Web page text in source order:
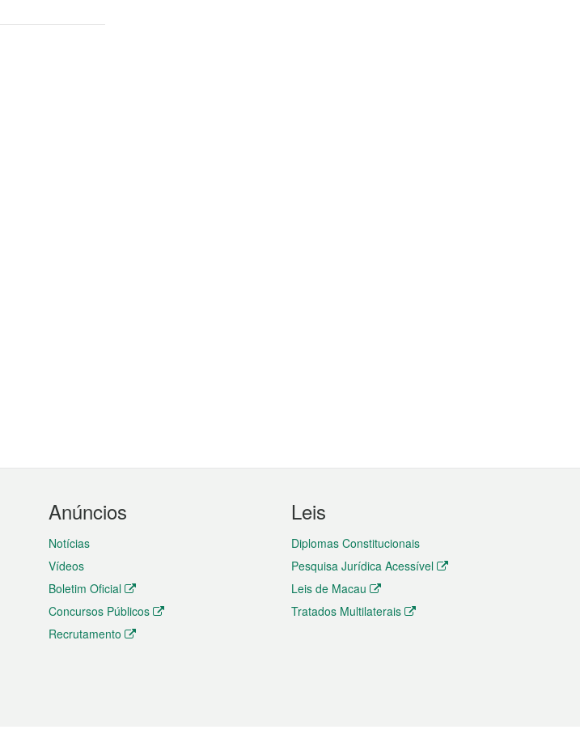
Anúncios
Notícias
Vídeos
Boletim Oficial
Concursos Públicos
Recrutamento
Leis
Diplomas Constitucionais
Pesquisa Jurídica Acessível
Leis de Macau
Tratados Multilaterais